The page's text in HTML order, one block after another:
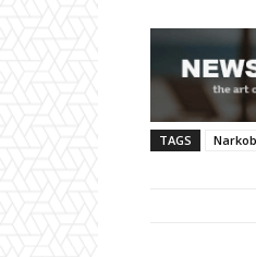
TAGS